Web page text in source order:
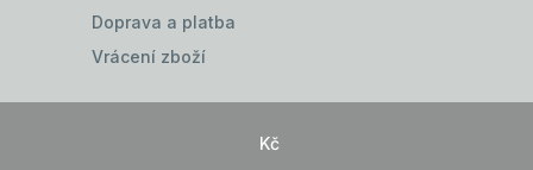
Doprava a platba
Vrácení zboží
Kč